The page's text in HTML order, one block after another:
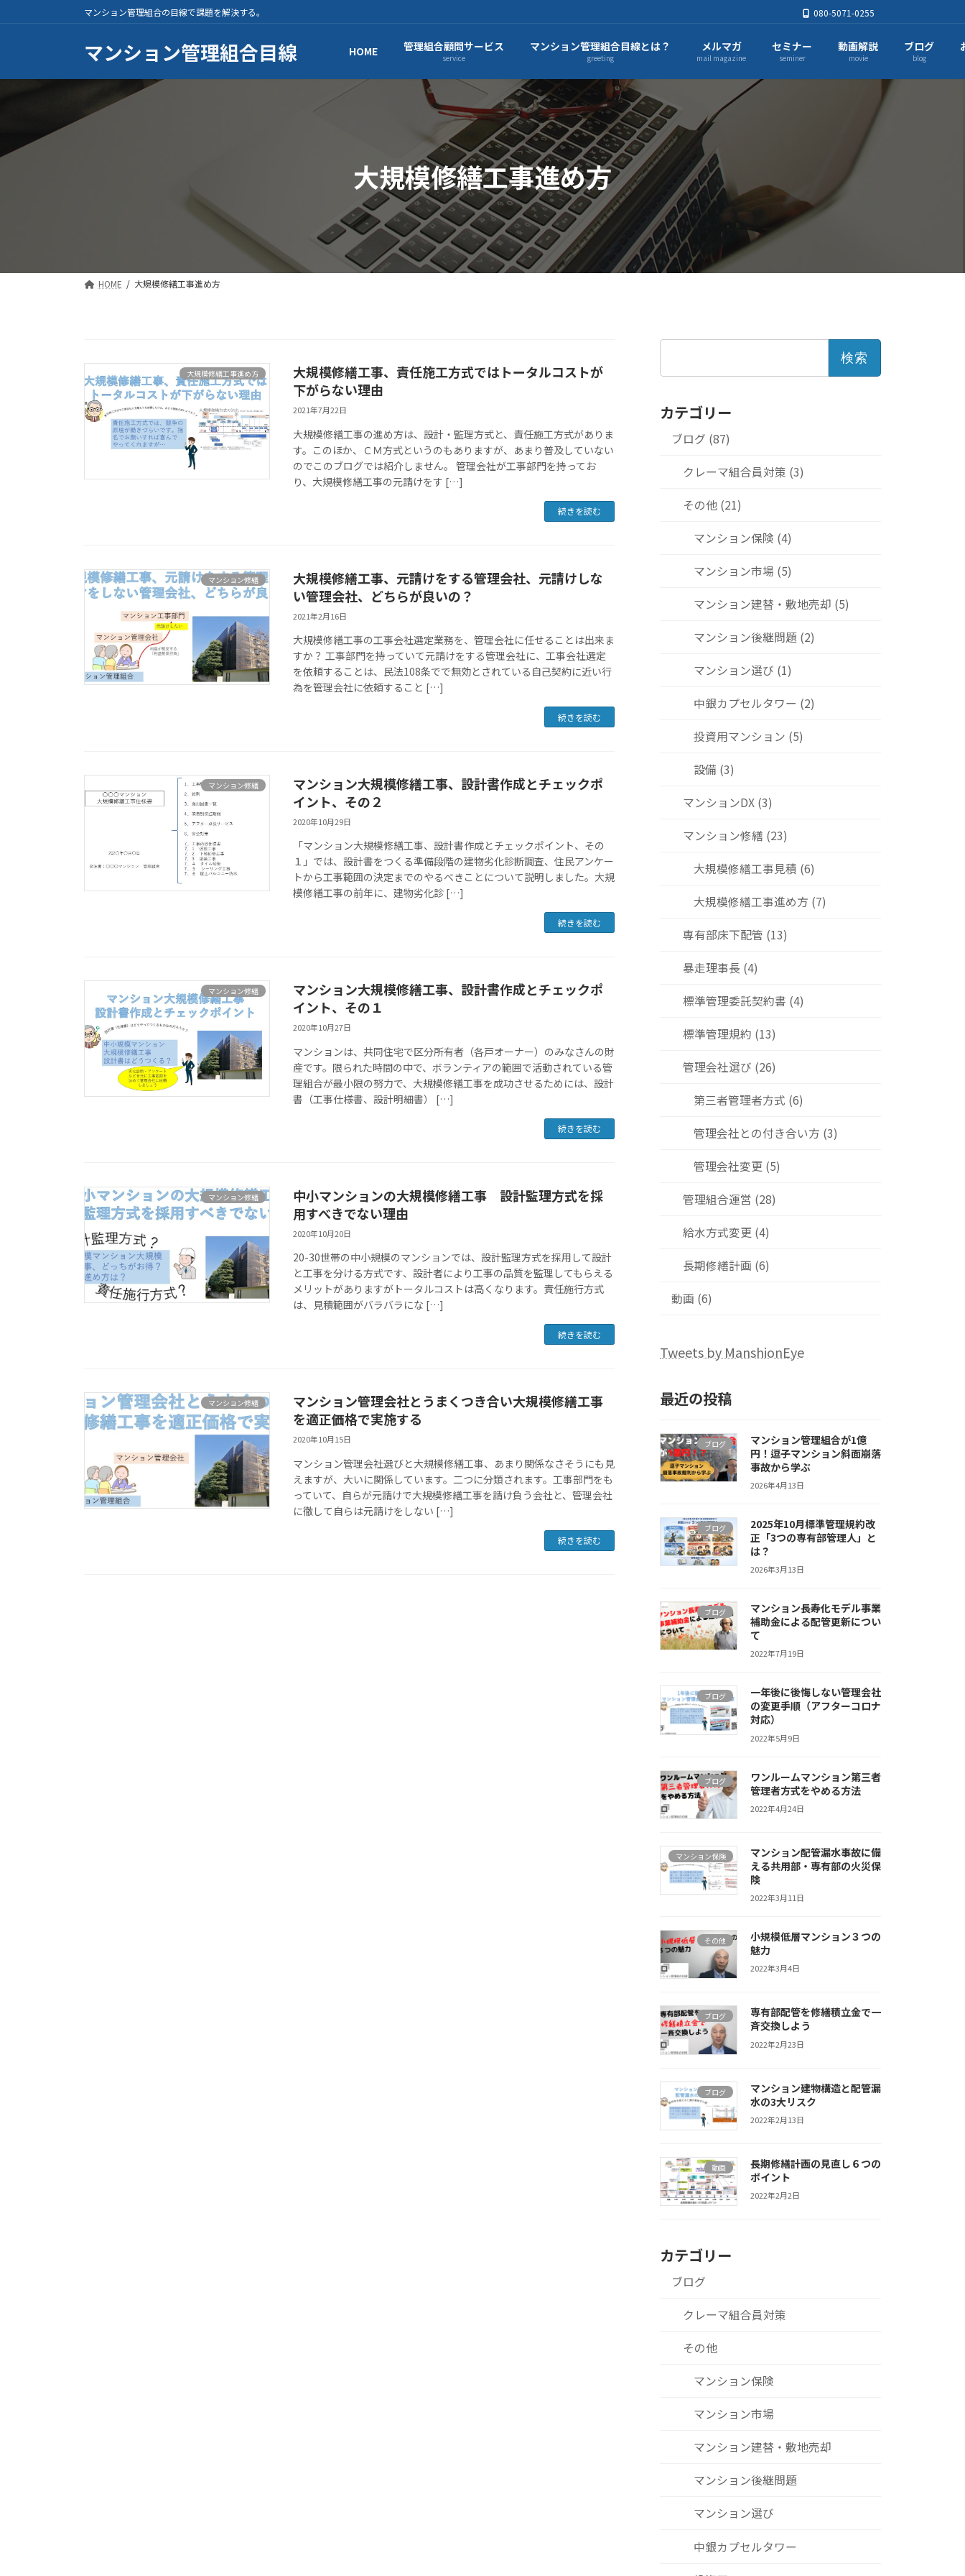
ン
ツ
ッ
ビ
シ
移
マンション管理組合の目線で課題を解決する。 080-5071-0255
マンション管理組合目線 HOME 管理組合顧問サービス
service
マンション管理組合目線とは？
greeting
メルマガ
mail magazine
セミナー
seminer
動画解説
movie
ブログ
blog
大規模修繕工事進め方
HOME 大規模修繕工事進め方
大規模修繕工事進め方
大規模修繕工事、責任施工方式ではトータルコストが
下がらない理由
2021年7月22日
大規模修繕工事の進め方は、設計・監理方式と、責任施工方式がありま
す。このほか、ＣＭ方式というのもありますが、あまり普及していない
のでこのブログでは紹介しません。 管理会社が工事部門を持ってお
り、大規模修繕工事の元請けをす […]
続きを読む
マンション修繕
大規模修繕工事、元請けをする管理会社、元請けしな
い管理会社、どちらが良いの？
2021年2月16日
大規模修繕工事の工事会社選定業務を、管理会社に任せることは出来ま
すか？ 工事部門を持っていて元請けをする管理会社に、工事会社選定
を依頼することは、民法108条でで無効とされている自己契約に近い行
為を管理会社に依頼すること […]
続きを読む
マンション修繕
マンション大規模修繕工事、設計書作成とチェックポ
イント、その２
2020年10月29日
「マンション大規模修繕工事、設計書作成とチェックポイント、その
１」では、設計書をつくる準備段階の建物劣化診断調査、住民アンケー
トから工事範囲の決定までのやるべきことについて説明しました。大規
模修繕工事の前年に、建物劣化診 […]
続きを読む
マンション修繕
マンション大規模修繕工事、設計書作成とチェックポ
イント、その１
2020年10月27日
マンションは、共同住宅で区分所有者（各戸オーナー）のみなさんの財
産です。限られた時間の中で、ボランティアの範囲で活動されている管
理組合が最小限の努力で、大規模修繕工事を成功させるためには、設計
書（工事仕様書、設計明細書） […]
続きを読む
マンション修繕
中小マンションの大規模修繕工事 設計監理方式を採
用すべきでない理由
2020年10月20日
20-30世帯の中小規模のマンションでは、設計監理方式を採用して設計
と工事を分ける方式です、設計者により工事の品質を監理してもらえる
メリットがありますがトータルコストは高くなります。責任施行方式
は、見積範囲がバラバラにな […]
続きを読む
マンション修繕
マンション管理会社とうまくつき合い大規模修繕工事
を適正価格で実施する
2020年10月15日
マンション管理会社選びと大規模修繕工事、あまり関係なさそうにも見
えますが、大いに関係しています。二つに分類されます。工事部門をも
っていて、自らが元請けで大規模修繕工事を請け負う会社と、管理会社
に徹して自らは元請けをしない […]
続きを読む
検
カテゴリー
ブログ (87)
クレーマ組合員対策 (3)
その他 (21)
マンション保険 (4)
マンション市場 (5)
マンション建替・敷地売却 (5)
マンション後継問題 (2)
マンション選び (1)
中銀カプセルタワー (2)
投資用マンション (5)
設備 (3)
マンションDX (3)
マンション修繕 (23)
大規模修繕工事見積 (6)
大規模修繕工事進め方 (7)
専有部床下配管 (13)
暴走理事長 (4)
標準管理委託契約書 (4)
標準管理規約 (13)
管理会社選び (26)
第三者管理者方式 (6)
管理会社との付き合い方 (3)
管理会社変更 (5)
管理組合運営 (28)
給水方式変更 (4)
長期修繕計画 (6)
動画 (6)
Tweets by ManshionEye
最近の投稿
ブログ
マンション管理組合が1億
円！逗子マンション斜面崩落
事故から学ぶ
2026年4月13日
ブログ
2025年10月標準管理規約改
正「3つの専有部管理人」と
は？
2026年3月13日
ブログ
マンション長寿化モデル事業
補助金による配管更新につい
て
2022年7月19日
ブログ
一年後に後悔しない管理会社
の変更手順（アフターコロナ
対応）
2022年5月9日
ブログ
ワンルームマンション第三者
管理者方式をやめる方法
2022年4月24日
マンション保険
マンション配管漏水事故に備
える共用部・専有部の火災保
険
2022年3月11日
その他
小規模低層マンション３つの
魅力
2022年3月4日
ブログ
専有部配管を修繕積立金で一
斉交換しよう
2022年2月23日
ブログ
マンション建物構造と配管漏
水の3大リスク
2022年2月13日
動画
長期修繕計画の見直し６つの
ポイント
2022年2月2日
カテゴリー
ブログ
クレーマ組合員対策
その他
マンション保険
マンション市場
マンション建替・敷地売却
マンション後継問題
マンション選び
中銀カプセルタワー